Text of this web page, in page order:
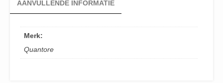
AANVULLENDE INFORMATIE
Merk:
Quantore